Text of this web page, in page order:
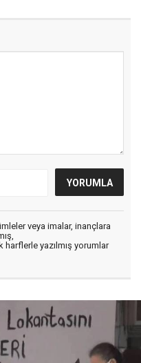
veya imalar, inançlara
harflerle yazılmış yorumlar